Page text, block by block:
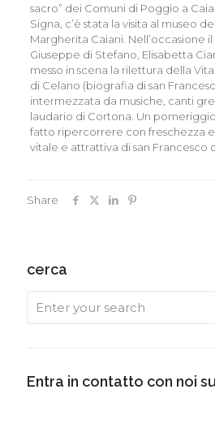
sacro” dei Comuni di Poggio a
Signa, c’è stata la visita al museo
Margherita Caiani. Nell’occasione
Giuseppe di Stefano, Elisabetta
messo in scena la rilettura della
di Celano (biografia di san
intermezzata da musiche, canti
laudario di Cortona. Un
fatto ripercorrere con freschezza e
vitale e attrattiva di san Francesco
Share
cerca
Entra in contatto con noi